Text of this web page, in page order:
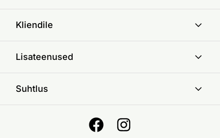
Kliendile
Lisateenused
Suhtlus